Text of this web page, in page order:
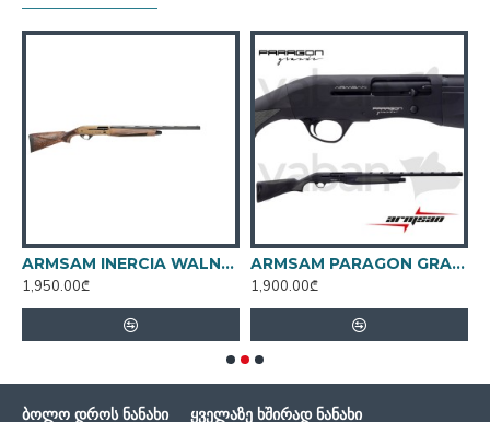
მწარმოებელი:თურქეთი
ARMSAM INERCIA WALNUT
1,950.00₾
ARMSAM PARAGON GRANDE
1,900.00₾
ᲑᲝᲚᲝ ᲓᲠᲝᲡ ᲜᲐᲜᲐᲮᲘ ᲧᲕᲔᲚᲐᲖᲔ ᲮᲨᲘᲠᲐᲓ ᲜᲐᲜᲐᲮᲘ